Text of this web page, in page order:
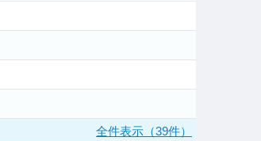
全件表示（39件）